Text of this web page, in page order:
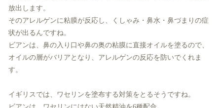
放出します。
そのアレルゲンに粘膜が反応し、くしゃみ・鼻水・鼻づまりの症
状が出るんですね。
ビアンは、鼻の入り口や鼻の奥の粘膜に直接オイルを塗るので、
オイルの層がバリアとなり、アレルゲンの反応を防いでくれま
す。
イギリスでは、ワセリンを塗布する対策をとるそうですね。